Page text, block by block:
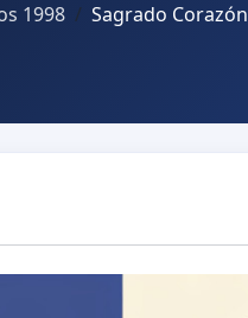
1998 Sagrado Corazón